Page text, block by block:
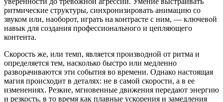
ритмические структуры, синхронизировать анимацию со
звуком или, наоборот, играть на контрасте с ним, — ключевой
навык для создания профессионального и цепляющего
контента.
Скорость же, или темп, является производной от ритма и
определяется тем, насколько быстро или медленно
разворачиваются эти события во времени. Однако настоящая
магия происходит в деталях: не в самой скорости, а в ее
изменениях. Резкие, мгновенные движения передают энергию
и резкость, в то время как плавные ускорения и замедления